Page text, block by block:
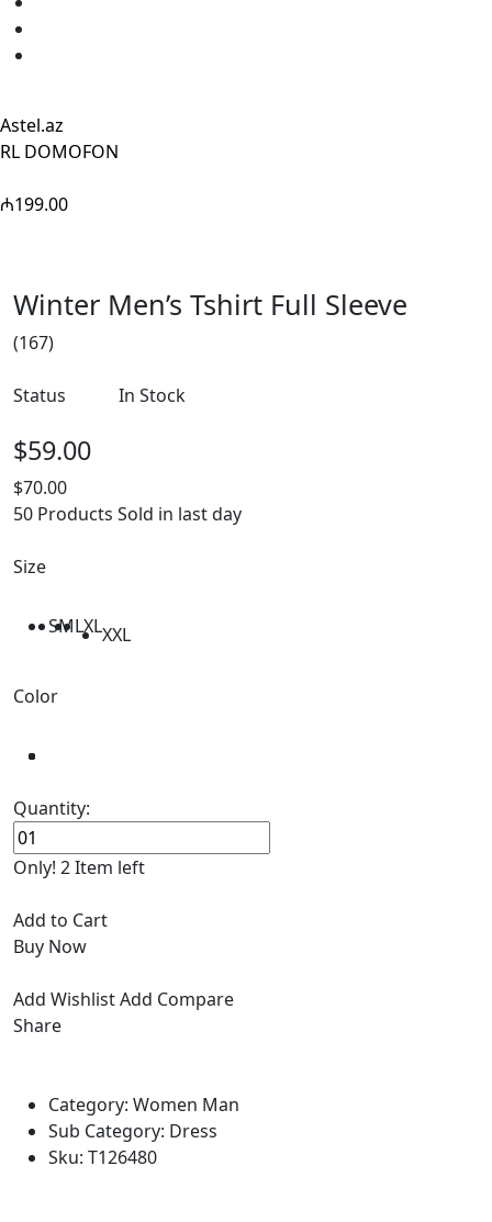
Astel.az
RL DOMOFON
₼199.00
Winter Men’s Tshirt Full Sleeve
(167)
Status In Stock
$59.00
$70.00
50 Products Sold in last day
Size
SMLXLXXL
Color
Quantity:
Only! 2 Item left
Add to Cart
Buy Now
Add WishlistAdd Compare
Share
Category: Women Man
Sub Category: Dress
Sku: T126480